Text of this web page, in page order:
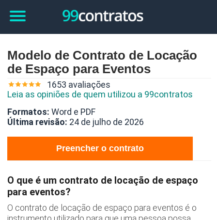
Modelo de Contrato de Locação
de Espaço para Eventos
1653 avaliações
Leia as opiniões de quem utilizou a 99contratos
Formatos: Word e PDF
Última revisão: 24 de julho de 2026
Preencher o contrato
O que é um contrato de locação de espaço
para eventos?
O contrato de locação de espaço para eventos é o